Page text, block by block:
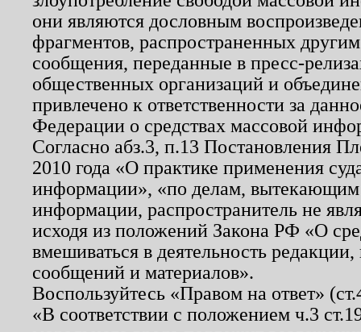
они являются дословным
фрагментов, распространенных
сообщения, переданные в пресс-
общественных организаций и
привлечено к ответственности за
Федерации о средствах массовой
Согласно абз.3, п.13 Постановления
2010 года «О практике применения
информации», «по делам, вытекающим
информации, распространитель не
исходя из положений Закона РФ «О
вмешиваться в деятельность
сообщений и материалов».
Воспользуйтесь «Правом на ответ»
«В соответствии с положением ч.3